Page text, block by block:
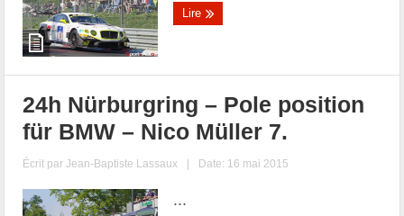
Lire
24h Nürburgring – Pole position
für BMW – Nico Müller 7.
Écrit parJean-Baptiste Lassaux | Date: 16 mai 2015
...